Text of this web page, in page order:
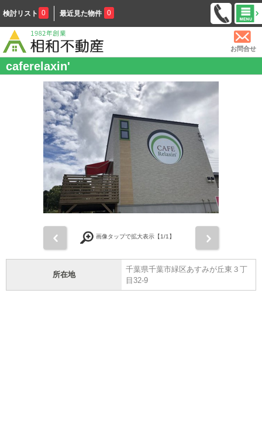
検討リスト 0 最近見た物件 0
お問合せ
caferelaxin'
画像タップで拡大表示【1/1】
所在地
千葉県千葉市緑区あすみが丘東３丁
目32-9